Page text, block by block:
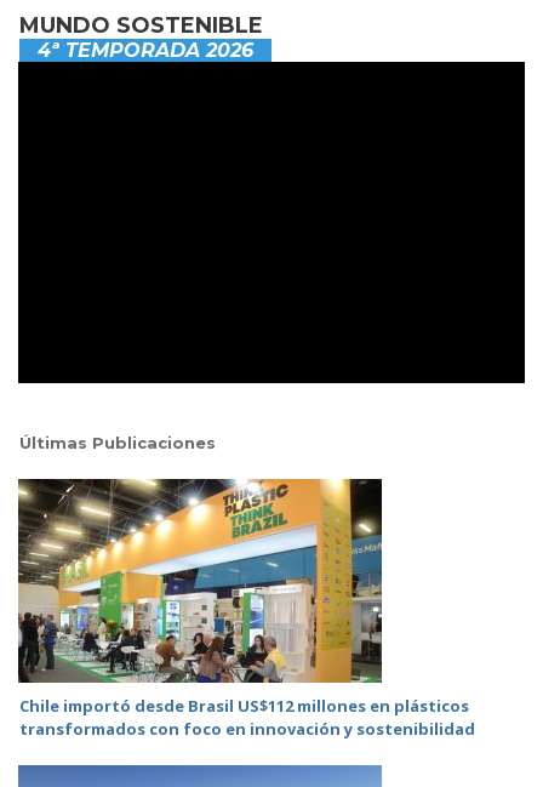
MUNDO SOSTENIBLE
4ª TEMPORADA 2026
Últimas Publicaciones
Chile importó desde Brasil US$112 millones en plásticos
transformados con foco en innovación y sostenibilidad